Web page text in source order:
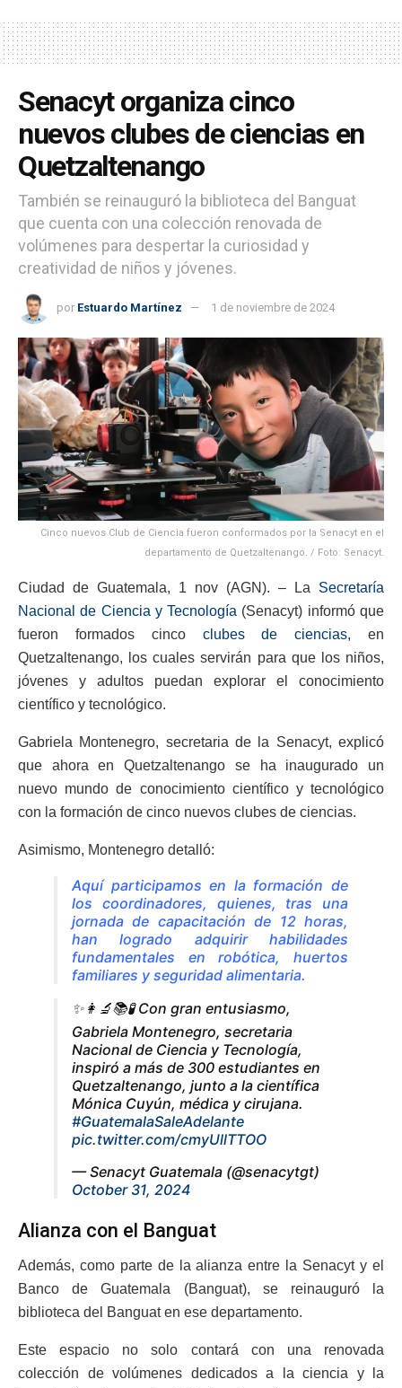
Senacyt organiza cinco
nuevos clubes de ciencias en
Quetzaltenango
También se reinauguró la biblioteca del Banguat
que cuenta con una colección renovada de
volúmenes para despertar la curiosidad y
creatividad de niños y jóvenes.
por Estuardo Martínez 1 de noviembre de 2024
Cinco nuevos Club de Ciencia fueron conformados por la Senacyt en el
departamento de Quetzaltenango. / Foto: Senacyt.
Ciudad de Guatemala, 1 nov (AGN). – La Secretaría
Nacional de Ciencia y Tecnología (Senacyt) informó que
fueron formados cinco clubes de ciencias, en
Quetzaltenango, los cuales servirán para que los niños,
jóvenes y adultos puedan explorar el conocimiento
científico y tecnológico.
Gabriela Montenegro, secretaria de la Senacyt, explicó
que ahora en Quetzaltenango se ha inaugurado un
nuevo mundo de conocimiento científico y tecnológico
con la formación de cinco nuevos clubes de ciencias.
Asimismo, Montenegro detalló:
Aquí participamos en la formación de
los coordinadores, quienes, tras una
jornada de capacitación de 12 horas,
han logrado adquirir habilidades
fundamentales en robótica, huertos
familiares y seguridad alimentaria.
✨️👩‍🔬📚🧪 Con gran entusiasmo,
Gabriela Montenegro, secretaria
Nacional de Ciencia y Tecnología,
inspiró a más de 300 estudiantes en
Quetzaltenango, junto a la científica
Mónica Cuyún, médica y cirujana.
#GuatemalaSaleAdelante
pic.twitter.com/cmyUllTTOO
— Senacyt Guatemala (@senacytgt)
October 31, 2024
Alianza con el Banguat
Además, como parte de la alianza entre la Senacyt y el
Banco de Guatemala (Banguat), se reinauguró la
biblioteca del Banguat en ese departamento.
Este espacio no solo contará con una renovada
colección de volúmenes dedicados a la ciencia y la